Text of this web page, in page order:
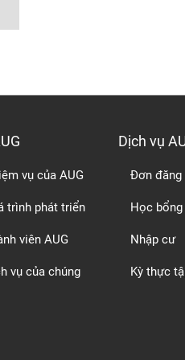
vụ của AUG
trình phát triển
viên AUG
vụ của chúng
Dịch vụ
Đơn đăng
Học bổng
Nhập cư
Kỳ thực